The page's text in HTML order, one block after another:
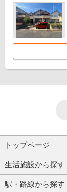
トップページ
生活施設から探す
駅・路線から探す